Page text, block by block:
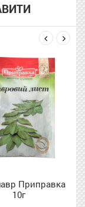
Борошно
prev
next